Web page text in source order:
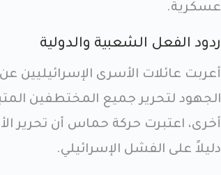
عسكرية.
ردود الفعل الشعبية والدولية
أعربت عائلات الأسرى الإسرائيليين
دليلاً على الفشل الإسرائيلي.